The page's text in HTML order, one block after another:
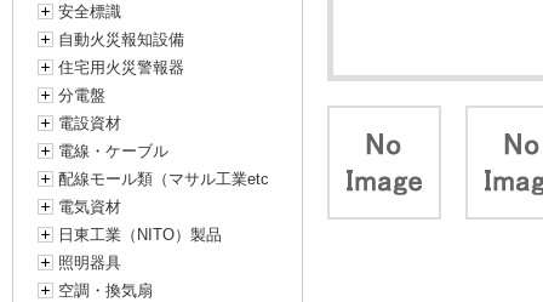
安全標識
自動火災報知設備
住宅用火災警報器
分電盤
電設資材
電線・ケーブル
配線モール類（マサル工業etc
電気資材
日東工業（NITO）製品
照明器具
空調・換気扇